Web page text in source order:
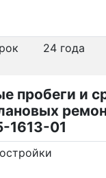
24 года
пробеги и
1613-01